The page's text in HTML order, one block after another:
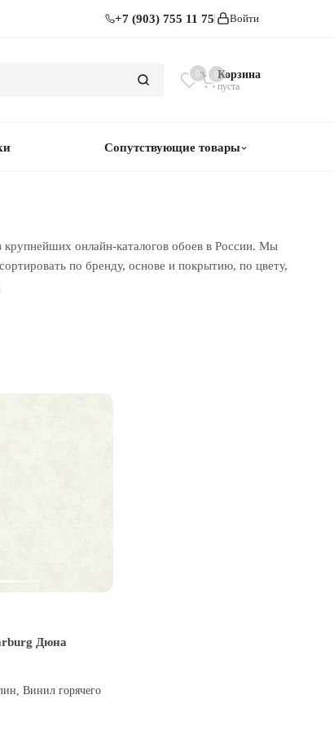
+7 (903) 755 11 75 Войти
0 0Корзина
пуста
Сопутствующие товары
онлайн-каталогов обоев в России. Мы
по бренду, основе и покрытию, по цвету,
Дюна
Винил горячего